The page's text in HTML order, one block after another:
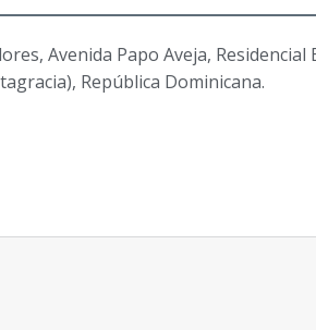
Avenida Papo Aveja, Residencial
República Dominicana.